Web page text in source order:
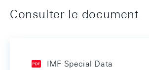
Consulter le document
IMF Special Data